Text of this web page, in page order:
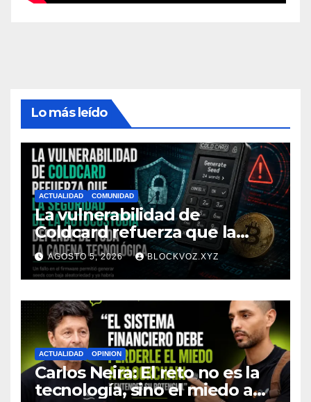
Lo más leído
ACTUALIDAD COMUNIDAD
La vulnerabilidad de
Coldcard refuerza que la
seguridad de la autocustodia
depende de toda la cadena
tecnológica, afirma CoinEx
Research
AGOSTO 5, 2026 BLOCKVOZ.XYZ
ACTUALIDAD OPINION
Carlos Neira: El reto no es la
tecnología, sino el miedo a